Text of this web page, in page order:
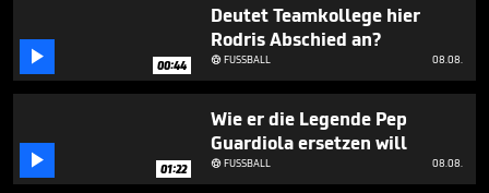
51
seconds
 00:44
Deutet Teamkollege hier
Rodris Abschied an?
FUSSBALL 08.08.
 01:22
Wie er die Legende Pep
Guardiola ersetzen will
FUSSBALL 08.08.